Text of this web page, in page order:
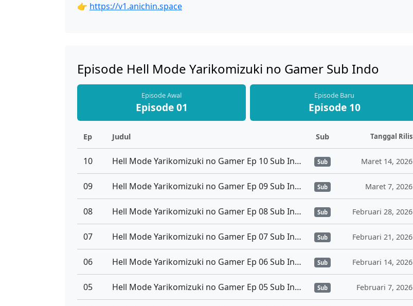
👉 https://v1.anichin.space
Episode Hell Mode Yarikomizuki no Gamer Sub Indo
Episode Awal
Episode 01
Episode Baru
Episode 10
Ep Judul Sub Tanggal Rilis
10 Hell Mode Yarikomizuki no Gamer Ep 10 Sub Indo Sub Maret 14, 2026
09 Hell Mode Yarikomizuki no Gamer Ep 09 Sub Indo Sub Maret 7, 2026
08 Hell Mode Yarikomizuki no Gamer Ep 08 Sub Indo Sub Februari 28, 2026
07 Hell Mode Yarikomizuki no Gamer Ep 07 Sub Indo Sub Februari 21, 2026
06 Hell Mode Yarikomizuki no Gamer Ep 06 Sub Indo Sub Februari 14, 2026
05 Hell Mode Yarikomizuki no Gamer Ep 05 Sub Indo Sub Februari 7, 2026